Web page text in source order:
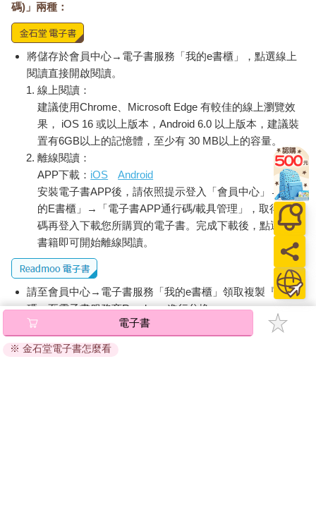
碼)」兩種：
將儲存於會員中心→電子書服務「我的e書櫃」，點選線上
閱讀直接開啟閱讀。
線上閱讀：
建議使用Chrome、Microsoft Edge 有較佳的線上瀏覽效
果， iOS 16 或以上版本，Android 6.0 以上版本，建議裝
置有6GB以上的記憶體，至少有 30 MB以上的容量。
離線閱讀：
APP下載： iOS
Android
安裝電子書APP後，請依照提示登入「會員中心」→「我
的E書櫃」→「電子書APP通行碼/載具管理」，取得通行
碼再登入下載您所購買的電子書。完成下載後，點選任一
書籍即可開始離線閱讀。
請至會員中心→電子書服務「我的e書櫃」領取複製『兌換
碼』至電子書服務商Readmoo進行兌換。
退換貨須知：
因版權保護，您在金石堂所購買的電子書僅能以金石堂專屬
電子書
※ 金石堂電子書怎麼看